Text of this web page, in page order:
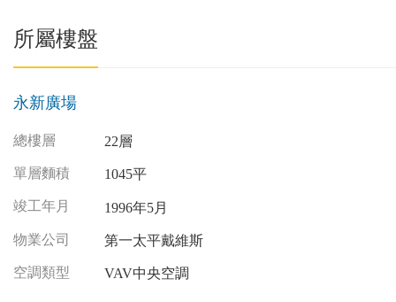
所屬樓盤
永新廣場
總樓層 22層
單層麵積 1045平
竣工年月 1996年5月
物業公司 第一太平戴維斯
空調類型 VAV中央空調